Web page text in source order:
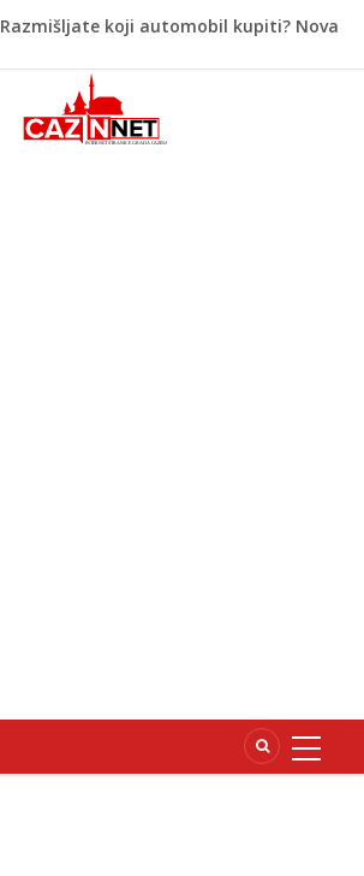
Razmišljate koji automobil kupiti? Nova
Pet namirnica za doručak koje će vas
držati sitima sve do ručka
Potvrda i iz kluba: Dženan Pejčinović